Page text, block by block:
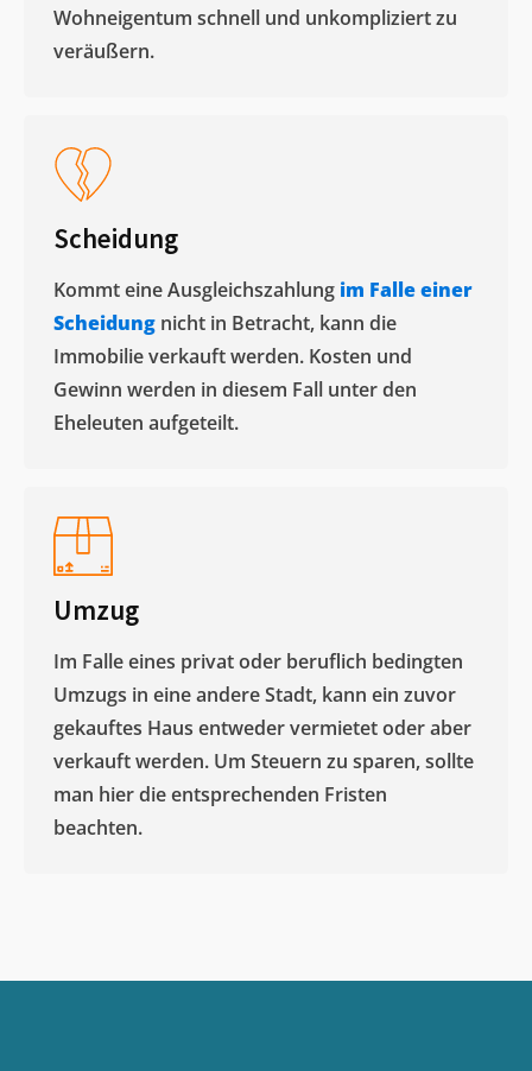
Wohneigentum schnell und unkompliziert zu
veräußern. ​
Scheidung
Kommt eine Ausgleichszahlung im Falle einer
Scheidung nicht in Betracht, kann die
Immobilie verkauft werden. Kosten und
Gewinn werden in diesem Fall unter den
Eheleuten aufgeteilt.​
Umzug
Im Falle eines privat oder beruflich bedingten
Umzugs in eine andere Stadt, kann ein zuvor
gekauftes Haus entweder vermietet oder aber
verkauft werden. Um Steuern zu sparen, sollte
man hier die entsprechenden Fristen
beachten.